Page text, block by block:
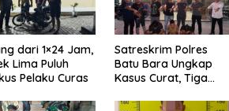
dari 1×24 Jam,
Lima Puluh
Pelaku Curas
Satreskrim Polres
Batu Bara Ungkap
Kasus Curat, Tiga